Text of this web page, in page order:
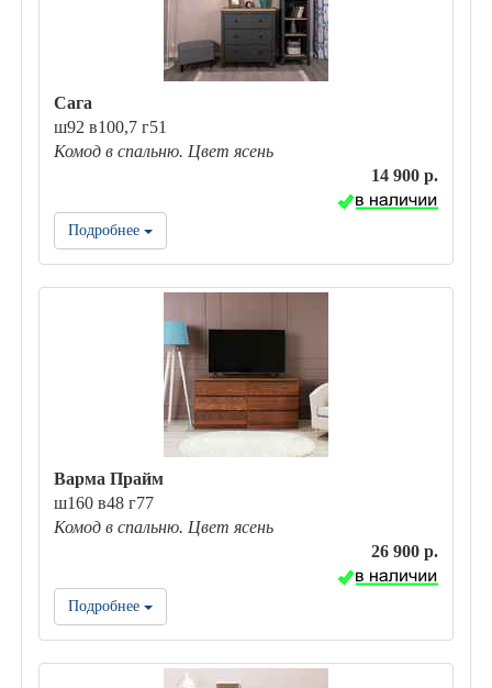
Сага
ш92 в100,7 г51
Комод в спальню. Цвет ясень
14 900 р.
Подробнее
Варма Прайм
ш160 в48 г77
Комод в спальню. Цвет ясень
26 900 р.
Подробнее